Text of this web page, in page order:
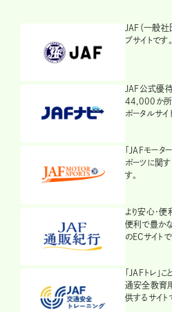
JAF（一般
ブサイトです。
JAF公式優
44,000か所
ポータルサイ
「JAFモータ
ポーツに関
す。
より安心・便
便利で豊か
のECサイトで
「JAFトレ」
通安全教育
供するサイト